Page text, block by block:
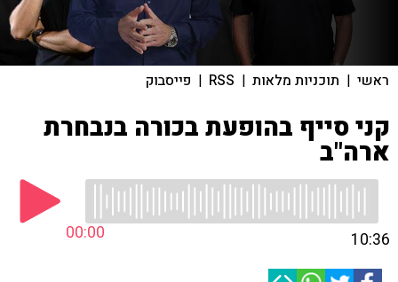
ראשי | תוכניות מלאות |
RSS
| פייסבוק
קני סייף בהופעת בכורה בנבחרת
ארה"ב
00:00 10:36